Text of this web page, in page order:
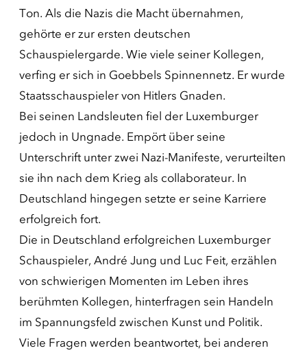
Ton. Als die Nazis die Macht übernahmen,
gehörte er zur ersten deutschen
Schauspielergarde. Wie viele seiner Kollegen,
verfing er sich in Goebbels Spinnennetz. Er wurde
Staatsschauspieler von Hitlers Gnaden.
Bei seinen Landsleuten fiel der Luxemburger
jedoch in Ungnade. Empört über seine
Unterschrift unter zwei Nazi-Manifeste, verurteilten
sie ihn nach dem Krieg als collaborateur. In
Deutschland hingegen setzte er seine Karriere
erfolgreich fort.
Die in Deutschland erfolgreichen Luxemburger
Schauspieler, André Jung und Luc Feit, erzählen
von schwierigen Momenten im Leben ihres
berühmten Kollegen, hinterfragen sein Handeln
im Spannungsfeld zwischen Kunst und Politik.
Viele Fragen werden beantwortet, bei anderen